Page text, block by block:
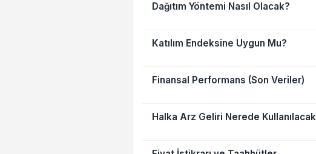
Dağıtım Yöntemi Nasıl Olacak?
Katılım Endeksine Uygun Mu?
Finansal Performans (Son Veriler)
Halka Arz Geliri Nerede